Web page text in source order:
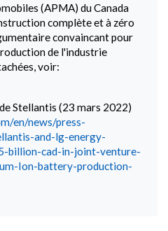
(APMA) du Canada
complète et à zéro
convaincant pour
de l'industrie
voir:
Stellantis (23 mars 2022)
en/news/press-
and-lg-energy-
billion-cad-in-joint-venture-
Ion-battery-production-